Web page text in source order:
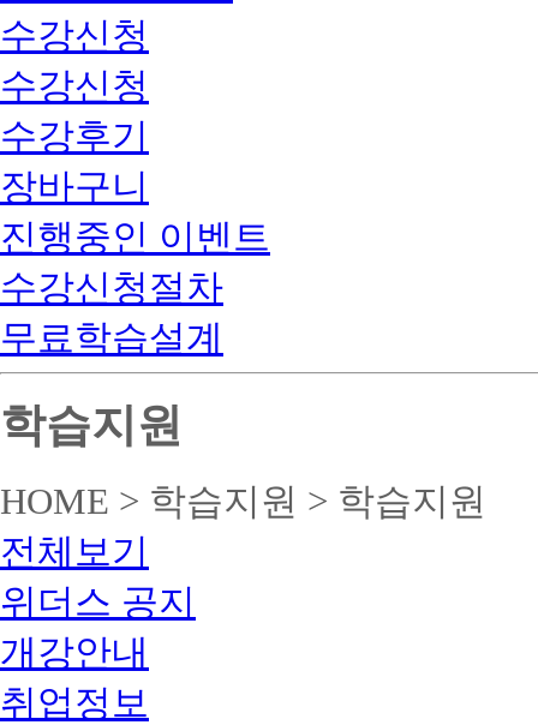
수강신청
수강신청
수강후기
장바구니
진행중인 이벤트
수강신청절차
무료학습설계
학습지원
HOME > 학습지원 > 학습지원
전체보기
위더스 공지
개강안내
취업정보